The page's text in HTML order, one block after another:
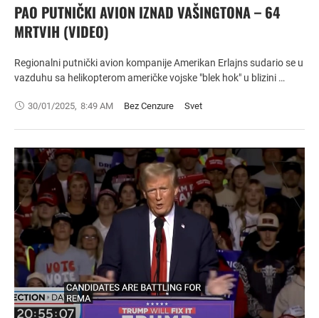
PAO PUTNIČKI AVION IZNAD VAŠINGTONA – 64
MRTVIH (VIDEO)
Regionalni putnički avion kompanije Amerikan Erlajns sudario se u
vazduhu sa helikopterom američke vojske "blek hok" u blizini …
30/01/2025, 8:49 AM Bez Cenzure Svet